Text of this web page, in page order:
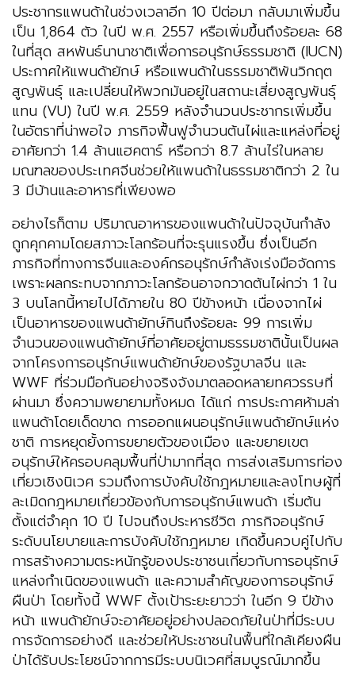
ประชากรแพนด้าในช่วงเวลาอีก 10 ปีต่อมา กลับมาเพิ่มขึ้น
เป็น 1,864 ตัว ในปี พ.ศ. 2557 หรือเพิ่มขึ้นถึงร้อยละ 68
ในที่สุด สหพันธ์นานาชาติเพื่อการอนุรักษ์ธรรมชาติ (IUCN)
ประกาศให้แพนด้ายักษ์ หรือแพนด้าในธรรมชาติพ้นวิกฤต
สูญพันธุ์ และเปลี่ยนให้พวกมันอยู่ในสถานะเสี่ยงสูญพันธุ์
แทน (VU) ในปี พ.ศ. 2559 หลังจำนวนประชากรเพิ่มขึ้น
ในอัตราที่น่าพอใจ ภารกิจฟื้นฟูจำนวนต้นไผ่และแหล่งที่อยู่
อาศัยกว่า 1.4 ล้านแฮคตาร์ หรือกว่า 8.7 ล้านไร่ในหลาย
มณฑลของประเทศจีนช่วยให้แพนด้าในธรรมชาติกว่า 2 ใน
3 มีบ้านและอาหารที่เพียงพอ
อย่างไรก็ตาม ปริมาณอาหารของแพนด้าในปัจจุบันกำลัง
ถูกคุกคามโดยสภาวะโลกร้อนที่จะรุนแรงขึ้น ซึ่งเป็นอีก
ภารกิจที่ทางการจีนและองค์กรอนุรักษ์กำลังเร่งมือจัดการ
เพราะผลกระทบจากภาวะโลกร้อนอาจกวาดต้นไผ่กว่า 1 ใน
3 บนโลกนี้หายไปได้ภายใน 80 ปีข้างหน้า เนื่องจากไผ่
เป็นอาหารของแพนด้ายักษ์กินถึงร้อยละ 99 การเพิ่ม
จำนวนของแพนด้ายักษ์ที่อาศัยอยู่ตามธรรมชาตินั้นเป็นผล
จากโครงการอนุรักษ์แพนด้ายักษ์ของรัฐบาลจีน และ
WWF ที่ร่วมมือกันอย่างจริงจังมาตลอดหลายทศวรรษที่
ผ่านมา ซึ่งความพยายามทั้งหมด ได้แก่ การประกาศห้ามล่า
แพนด้าโดยเด็ดขาด การออกแผนอนุรักษ์แพนด้ายักษ์แห่ง
ชาติ การหยุดยั้งการขยายตัวของเมือง และขยายเขต
อนุรักษ์ให้ครอบคลุมพื้นที่ป่ามากที่สุด การส่งเสริมการท่อง
เที่ยวเชิงนิเวศ รวมถึงการบังคับใช้กฎหมายและลงโทษผู้ที่
ละเมิดกฎหมายเกี่ยวข้องกับการอนุรักษ์แพนด้า เริ่มต้น
ตั้งแต่จำคุก 10 ปี ไปจนถึงประหารชีวิต ภารกิจอนุรักษ์
ระดับนโยบายและการบังคับใช้กฎหมาย เกิดขึ้นควบคู่ไปกับ
การสร้างความตระหนักรู้ของประชาชนเกี่ยวกับการอนุรักษ์
แหล่งกำเนิดของแพนด้า และความสำคัญของการอนุรักษ์
ผืนป่า โดยทั้งนี้ WWF ตั้งเป้าระยะยาวว่า ในอีก 9 ปีข้าง
หน้า แพนด้ายักษ์จะอาศัยอยู่อย่างปลอดภัยในป่าที่มีระบบ
การจัดการอย่างดี และช่วยให้ประชาชนในพื้นที่ใกล้เคียงผืน
ป่าได้รับประโยชน์จากการมีระบบนิเวศที่สมบูรณ์มากขึ้น